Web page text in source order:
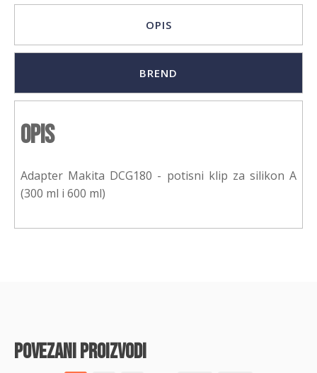
OPIS
BREND
Opis
Adapter Makita DCG180 - potisni klip za silikon A
(300 ml i 600 ml)
povezani proizvodi